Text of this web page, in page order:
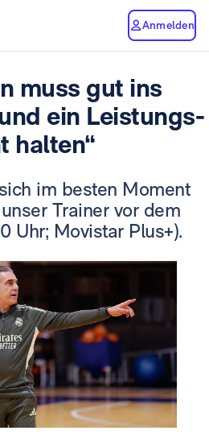
Anmelden
muss gut ins
ein Leistungs-
halten“
im besten Moment
Trainer vor dem
Uhr; Movistar Plus+).